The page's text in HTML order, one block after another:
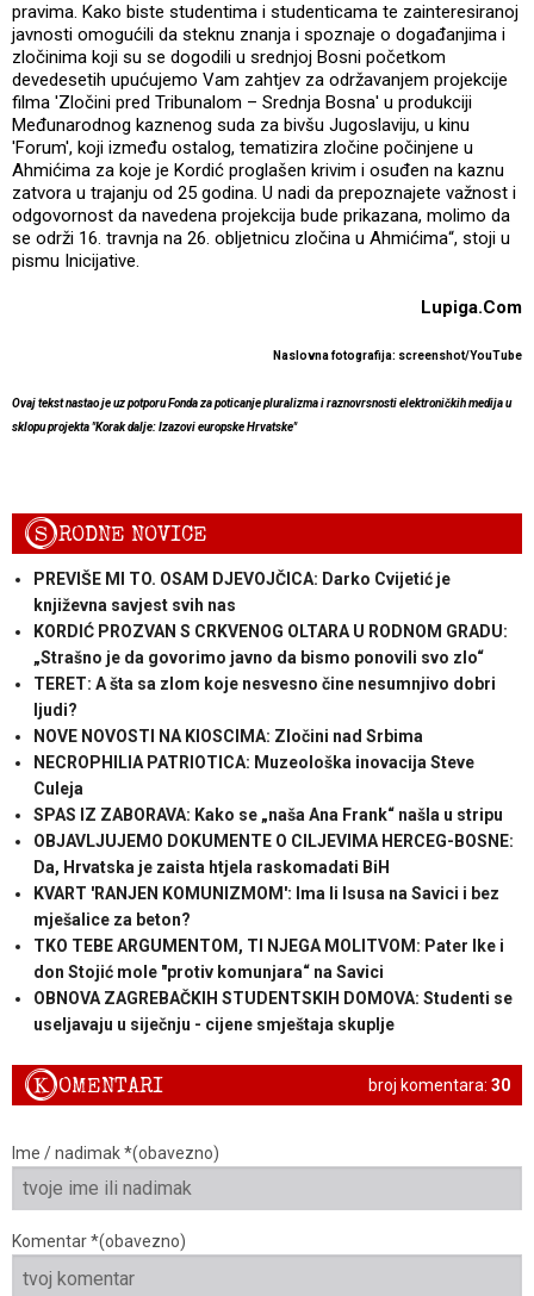
pravima. Kako biste studentima i studenticama te zainteresiranoj
javnosti omogućili da steknu znanja i spoznaje o događanjima i
zločinima koji su se dogodili u srednjoj Bosni početkom
devedesetih upućujemo Vam zahtjev za održavanjem projekcije
filma 'Zločini pred Tribunalom – Srednja Bosna' u produkciji
Međunarodnog kaznenog suda za bivšu Jugoslaviju, u kinu
'Forum', koji između ostalog, tematizira zločine počinjene u
Ahmićima za koje je Kordić proglašen krivim i osuđen na kaznu
zatvora u trajanju od 25 godina. U nadi da prepoznajete važnost i
odgovornost da navedena projekcija bude prikazana, molimo da
se održi 16. travnja na 26. obljetnicu zločina u Ahmićima“, stoji u
pismu Inicijative.
Lupiga.Com
Naslovna fotografija: screenshot/YouTube
Ovaj tekst nastao je uz potporu Fonda za poticanje pluralizma i raznovrsnosti elektroničkih medija u
sklopu projekta "Korak dalje: Izazovi europske Hrvatske"
SRODNE NOVICE
PREVIŠE MI TO. OSAM DJEVOJČICA: Darko Cvijetić je
književna savjest svih nas
KORDIĆ PROZVAN S CRKVENOG OLTARA U RODNOM GRADU:
„Strašno je da govorimo javno da bismo ponovili svo zlo“
TERET: A šta sa zlom koje nesvesno čine nesumnjivo dobri
ljudi?
NOVE NOVOSTI NA KIOSCIMA: Zločini nad Srbima
NECROPHILIA PATRIOTICA: Muzeološka inovacija Steve
Culeja
SPAS IZ ZABORAVA: Kako se „naša Ana Frank“ našla u stripu
OBJAVLJUJEMO DOKUMENTE O CILJEVIMA HERCEG-BOSNE:
Da, Hrvatska je zaista htjela raskomadati BiH
KVART 'RANJEN KOMUNIZMOM': Ima li Isusa na Savici i bez
mješalice za beton?
TKO TEBE ARGUMENTOM, TI NJEGA MOLITVOM: Pater Ike i
don Stojić mole "protiv komunjara“ na Savici
OBNOVA ZAGREBAČKIH STUDENTSKIH DOMOVA: Studenti se
useljavaju u siječnju - cijene smještaja skuplje
broj komentara: 30
KOMENTARI
Ime / nadimak *(obavezno)
Komentar *(obavezno)